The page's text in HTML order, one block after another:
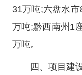
31万吨;六盘水
万吨;黔西南州1
万吨。
四、项目建